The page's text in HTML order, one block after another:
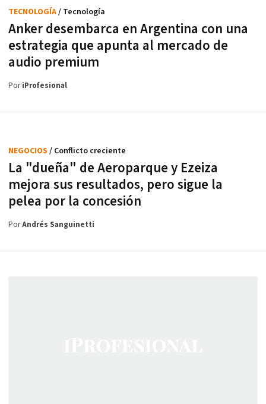
Anker desembarca en Argentina con una
estrategia que apunta al mercado de
audio premium
TECNOLOGÍA/ Tecnología
PoriProfesional
La "dueña" de Aeroparque y Ezeiza
mejora sus resultados, pero sigue la
pelea por la concesión
NEGOCIOS / Conflicto creciente
PorAndrés Sanguinetti